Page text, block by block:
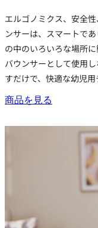
エルゴノミクス、安全
ンサーは、スマートで
の中のいろいろな場所
バウンサーとして使用
すだけで、快適な幼児用
商品を見る